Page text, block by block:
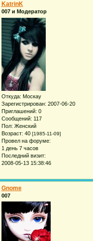
KatrinK
007 и Модератор
Откуда: Москау
Зарегистрирован: 2007-06-20
Приглашений: 0
Сообщений: 117
Пол: Женский
Возраст: 40 [1985-11-09]
Провел на форуме:
1 день 7 часов
Последний визит:
2008-05-13 15:38:46
Gnome
007